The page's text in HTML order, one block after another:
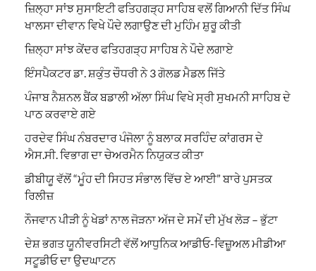
ਜ਼ਿਲ੍ਹਾ ਸਾਂਝ ਸੁਸਾਇਟੀ ਫਤਿਹਗੜ੍ਹ ਸਾਹਿਬ ਵਲੋਂ ਗਿਆਨੀ ਦਿੱਤ ਸਿੰਘ
ਖਾਲਸਾ ਦੀਵਾਨ ਵਿਖੇ ਪੌਦੇ ਲਗਾਉਣ ਦੀ ਮੁਹਿੰਮ ਸ਼ੁਰੂ ਕੀਤੀ
ਜ਼ਿਲ੍ਹਾ ਸਾਂਝ ਕੇਂਦਰ ਫਤਿਹਗੜ੍ਹ ਸਾਹਿਬ ਨੇ ਪੌਦੇ ਲਗਾਏ
ਇੰਸਪੈਕਟਰ ਡਾ. ਸ਼ਕੁੰਤ ਚੌਧਰੀ ਨੇ 3 ਗੋਲਡ ਮੈਡਲ ਜਿੱਤੇ
ਪੰਜਾਬ ਨੈਸ਼ਨਲ ਬੈਂਕ ਬਡਾਲੀ ਅੱਲਾ ਸਿੰਘ ਵਿਖੇ ਸ੍ਰੀ ਸੁਖਮਨੀ ਸਾਹਿਬ ਦੇ
ਪਾਠ ਕਰਵਾਏ ਗਏ
ਹਰਦੇਵ ਸਿੰਘ ਨੰਬਰਦਾਰ ਪੰਜੋਲਾ ਨੂੰ ਬਲਾਕ ਸਰਹਿੰਦ ਕਾਂਗਰਸ ਦੇ
ਐਸ.ਸੀ. ਵਿਭਾਗ ਦਾ ਚੇਅਰਮੈਨ ਨਿਯੁਕਤ ਕੀਤਾ
ਡੀਬੀਯੂ ਵੱਲੋਂ “ਮੂੰਹ ਦੀ ਸਿਹਤ ਸੰਭਾਲ ਵਿੱਚ ਏ ਆਈ” ਬਾਰੇ ਪੁਸਤਕ
ਰਿਲੀਜ਼
ਨੌਜਵਾਨ ਪੀੜੀ ਨੂੰ ਖੇਡਾਂ ਨਾਲ ਜੋੜਨਾ ਅੱਜ ਦੇ ਸਮੇਂ ਦੀ ਮੁੱਖ ਲੋੜ – ਭੁੱਟਾ
ਦੇਸ਼ ਭਗਤ ਯੂਨੀਵਰਸਿਟੀ ਵੱਲੋਂ ਆਧੁਨਿਕ ਆਡੀਓ-ਵਿਜ਼ੂਅਲ ਮੀਡੀਆ
ਸਟੂਡੀਓ ਦਾ ਉਦਘਾਟਨ